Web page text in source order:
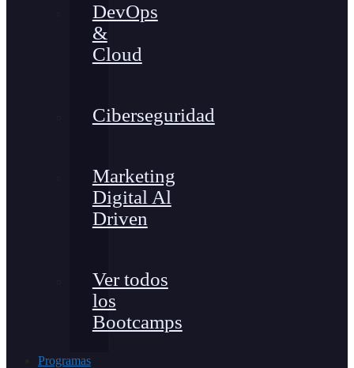
DevOps
&
Cloud
Ciberseguridad
Marketing
Digital Al
Driven
Ver todos
los
Bootcamps
Programas